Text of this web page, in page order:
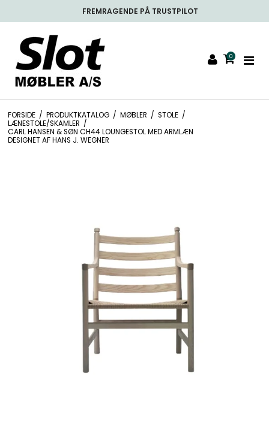
FREMRAGENDE PÅ TRUSTPILOT
0
FORSIDE / PRODUKTKATALOG / MØBLER / STOLE /
LÆNESTOLE/SKAMLER /
CARL HANSEN & SØN CH44 LOUNGESTOL MED ARMLÆN
DESIGNET AF HANS J. WEGNER